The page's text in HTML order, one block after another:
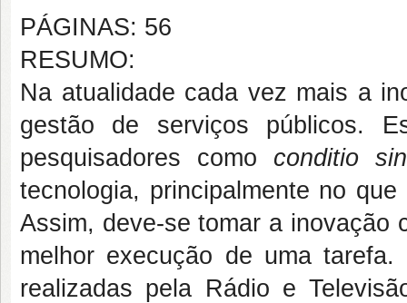
PÁGINAS: 56
RESUMO:
Na atualidade cada vez mais a
gestão de serviços públicos.
pesquisadores como conditio
tecnologia, principalmente no
Assim, deve-se tomar a inovação
melhor execução de uma
realizadas pela Rádio e